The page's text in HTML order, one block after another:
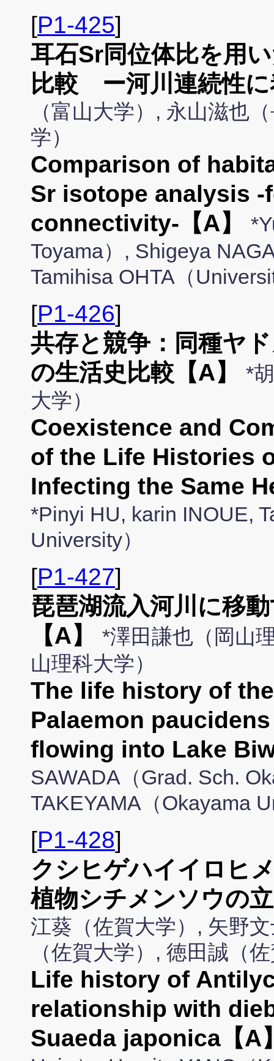
[P1-425]
耳石Sr同位体比を用
比較 ー河川連続性
（富山大学）, 永山滋也
学）
Comparison of
Sr isotope analysis
connectivity-【A】
Toyama）, Shigeya
Tamihisa OHTA（
[P1-426]
共存と競争：同種ヤ
の生活史比較【A】
*
大学）
Coexistence and
of the Life Histories
Infecting the Same
*Pinyi HU, karin INOUE,
University）
[P1-427]
琵琶湖流入河川に移
【A】
*澤田謙也（岡山
山理科大学）
The life history of
Palaemon
flowing into Lake
SAWADA（Grad. Sch.
TAKEYAMA（Okayama
[P1-428]
クシヒゲハイイロヒ
植物シチメンソウの
江葵（佐賀大学）, 矢野
（佐賀大学）, 徳田誠（
Life history of
relationship with
Suaeda japonica【A